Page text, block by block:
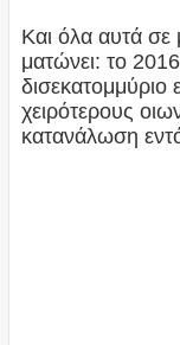
Και όλα αυτά σε
ματώνει: το
χειρότερους
κατανάλωση